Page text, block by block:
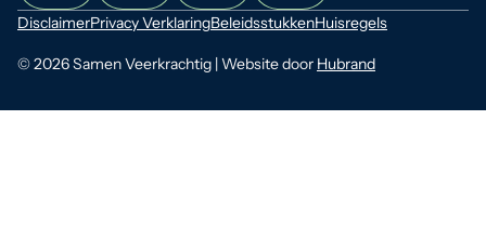
© 2026 Samen Veerkrachtig | Website door Hubrand
DisclaimerPrivacy VerklaringBeleidsstukkenHuisregels